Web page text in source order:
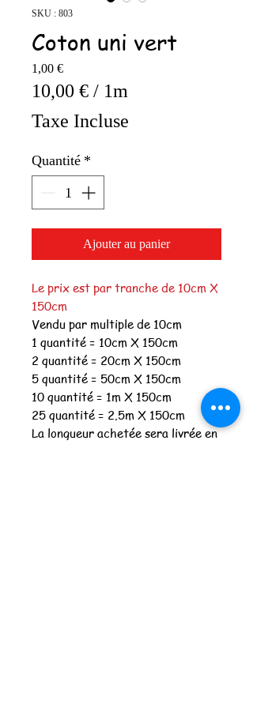
SKU : 803
Coton uni vert
1,00 €Prix
10,00 € / 1m
10,00 €
1
Mètre
Taxe Incluse
Quantité *
Ajouter au panier
Le prix est par tranche de 10cm X
150cm
Vendu par multiple de 10cm
1 quantité = 10cm X 150cm
2 quantité = 20cm X 150cm
5 quantité = 50cm X 150cm
10 quantité = 1m X 150cm
25 quantité = 2.5m X 150cm
La longueur achetée sera livrée en